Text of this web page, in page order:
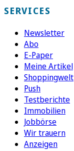
SERVICES
Newsletter
Abo
E-Paper
Meine Artikel
Shoppingwelt
Push
Testberichte
Immobilien
Jobbörse
Wir trauern
Anzeigen